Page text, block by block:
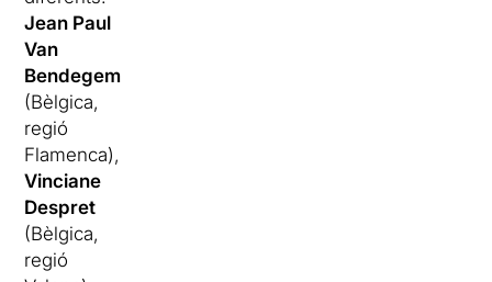
Jean Paul
Van
Bendegem
(Bèlgica,
regió
Flamenca),
Vinciane
Despret
(Bèlgica,
regió